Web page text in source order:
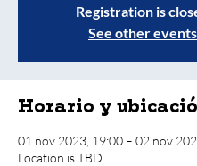
Registration is
See other events
Horario y
01 nov 2023, 19:00 – 02 nov
Location is TBD